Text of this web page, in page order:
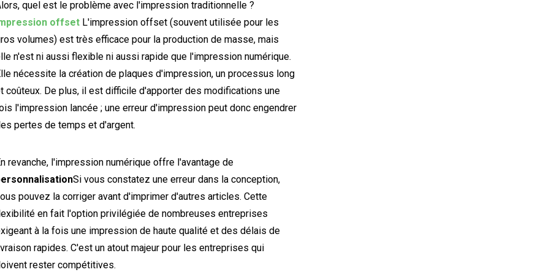
quel est le problème avec l'impression traditionnelle ?
offset L'impression offset (souvent utilisée pour les
volumes) est très efficace pour la production de masse, mais
n'est ni aussi flexible ni aussi rapide que l'impression numérique.
nécessite la création de plaques d'impression, un processus long
coûteux. De plus, il est difficile d'apporter des modifications une
l'impression lancée ; une erreur d'impression peut donc engendrer
pertes de temps et d'argent.
revanche, l'impression numérique offre l'avantage de
Si vous constatez une erreur dans la conception,
pouvez la corriger avant d'imprimer d'autres articles. Cette
en fait l'option privilégiée de nombreuses entreprises
à la fois une impression de haute qualité et des délais de
rapides. C'est un atout majeur pour les entreprises qui
rester compétitives.